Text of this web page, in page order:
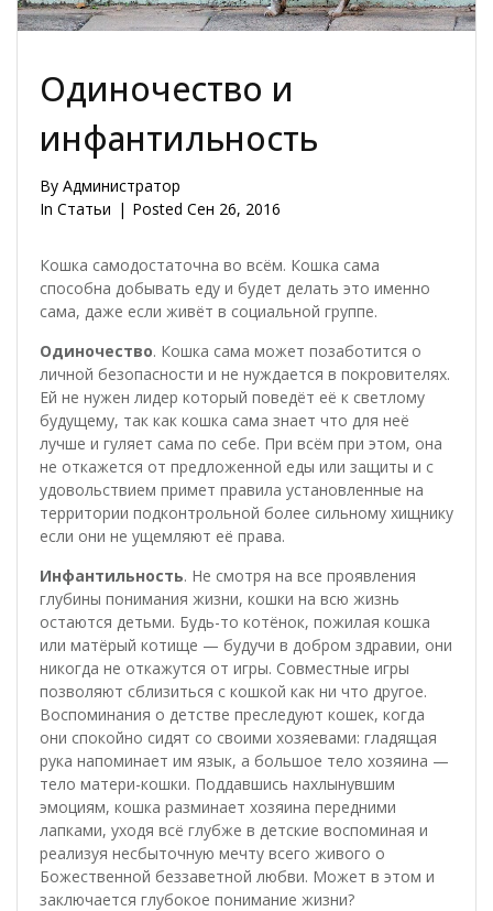
Одиночество и
инфантильность
By Администратор
In Статьи Posted Сен 26, 2016
Кошка самодостаточна во всём. Кошка сама
способна добывать еду и будет делать это именно
сама, даже если живёт в социальной группе.
Одиночество. Кошка сама может позаботится о
личной безопасности и не нуждается в покровителях.
Ей не нужен лидер который поведёт её к светлому
будущему, так как кошка сама знает что для неё
лучше и гуляет сама по себе. При всём при этом, она
не откажется от предложенной еды или защиты и с
удовольствием примет правила установленные на
территории подконтрольной более сильному хищнику
если они не ущемляют её права.
Инфантильность. Не смотря на все проявления
глубины понимания жизни, кошки на всю жизнь
остаются детьми. Будь-то котёнок, пожилая кошка
или матёрый котище — будучи в добром здравии, они
никогда не откажутся от игры. Совместные игры
позволяют сблизиться с кошкой как ни что другое.
Воспоминания о детстве преследуют кошек, когда
они спокойно сидят со своими хозяевами: гладящая
рука напоминает им язык, а большое тело хозяина —
тело матери-кошки. Поддавшись нахлынувшим
эмоциям, кошка разминает хозяина передними
лапками, уходя всё глубже в детские воспоминая и
реализуя несбыточную мечту всего живого о
Божественной беззаветной любви. Может в этом и
заключается глубокое понимание жизни?